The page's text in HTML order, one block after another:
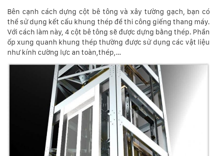
Bên cạnh cách dựng cột bê tông và xây tường gạch, bạn có
thể sử dụng kết cấu khung thép để thi công giếng thang máy.
Với cách làm này, 4 cột bê tông sẽ được dựng bằng thép. Phần
ốp xung quanh khung thép thường được sử dụng các vật liệu
như kính cường lực an toàn,thép,…